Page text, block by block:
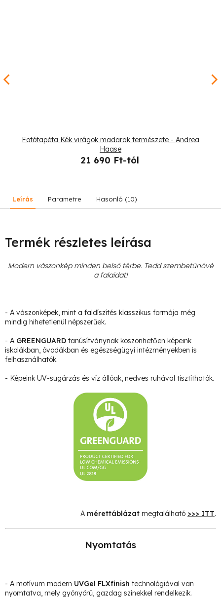
Fotótapéta Kék virágok madarak természete - Andrea
Haase
21 690 Ft-tól
Leírás Parametre Hasonló (10)
Termék részletes leírása
Modern vászonkép minden belső térbe. Tedd szembetűnővé
a falaidat!
- A vászonképek, mint a faldíszítés klasszikus formája még
mindig hihetetlenül népszerűek.
- A GREENGUARD tanúsítványnak köszönhetően képeink
iskolákban, óvodákban és egészségügyi intézményekben is
felhasználhatók.
- Képeink UV-sugárzás és víz állóak, nedves ruhával tisztíthatók.
A mérettáblázat megtalálható >>> ITT.
Nyomtatás
- A motívum modern UVGel FLXfinish technológiával van
nyomtatva, mely gyönyörű, gazdag színekkel rendelkezik.